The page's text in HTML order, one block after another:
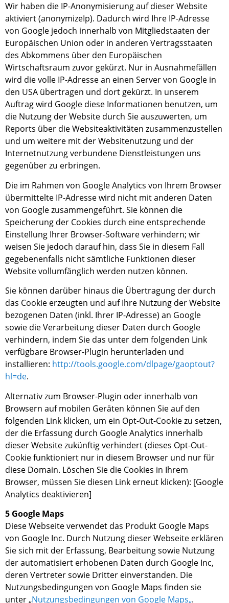
Wir haben die IP-Anonymisierung auf dieser Website
aktiviert (anonymizeIp). Dadurch wird Ihre IP-Adresse
von Google jedoch innerhalb von Mitgliedstaaten der
Europäischen Union oder in anderen Vertragsstaaten
des Abkommens über den Europäischen
Wirtschaftsraum zuvor gekürzt. Nur in Ausnahmefällen
wird die volle IP-Adresse an einen Server von Google in
den USA übertragen und dort gekürzt. In unserem
Auftrag wird Google diese Informationen benutzen, um
die Nutzung der Website durch Sie auszuwerten, um
Reports über die Websiteaktivitäten zusammenzustellen
und um weitere mit der Websitenutzung und der
Internetnutzung verbundene Dienstleistungen uns
gegenüber zu erbringen.
Die im Rahmen von Google Analytics von Ihrem Browser
übermittelte IP-Adresse wird nicht mit anderen Daten
von Google zusammengeführt. Sie können die
Speicherung der Cookies durch eine entsprechende
Einstellung Ihrer Browser-Software verhindern; wir
weisen Sie jedoch darauf hin, dass Sie in diesem Fall
gegebenenfalls nicht sämtliche Funktionen dieser
Website vollumfänglich werden nutzen können.
Sie können darüber hinaus die Übertragung der durch
das Cookie erzeugten und aufIhre Nutzung der Website
bezogenen Daten (inkl. Ihrer IP-Adresse) an Google
sowie die Verarbeitung dieser Daten durch Google
verhindern, indem Sie das unter dem folgenden Link
verfügbare Browser-Plugin herunterladen und
installieren: http://tools.google.com/dlpage/gaoptout?
hl=de.
Alternativ zum Browser-Plugin oder innerhalb von
Browsern auf mobilen Geräten können Sie auf den
folgenden Link klicken, um ein Opt-Out-Cookie zu setzen,
der die Erfassung durch Google Analytics innerhalb
dieser Website zukünftig verhindert (dieses Opt-Out-
Cookie funktioniert nur in diesem Browser und nur für
diese Domain. Löschen Sie die Cookies in Ihrem
Browser, müssen Sie diesen Link erneut klicken): [Google
Analytics deaktivieren]
5 Google Maps
Diese Webseite verwendet das Produkt Google Maps
von Google Inc. Durch Nutzung dieser Webseite erklären
Sie sich mit der Erfassung, Bearbeitung sowie Nutzung
der automatisiert erhobenen Daten durch Google Inc,
deren Vertreter sowie Dritter einverstanden. Die
Nutzungsbedingungen von Google Maps finden sie
unter „Nutzungsbedingungen von Google Maps„.